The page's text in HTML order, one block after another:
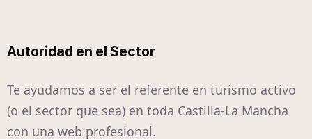
Autoridad en el Sector
Te ayudamos a ser el referente en turismo activo
(o el sector que sea) en toda Castilla-La Mancha
con una web profesional.